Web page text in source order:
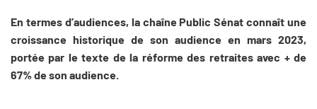
En termes d’audiences, la chaîne Public Sénat connaît une
croissance historique de son audience en mars 2023,
portée par le texte de la réforme des retraites avec + de
67% de son audience.